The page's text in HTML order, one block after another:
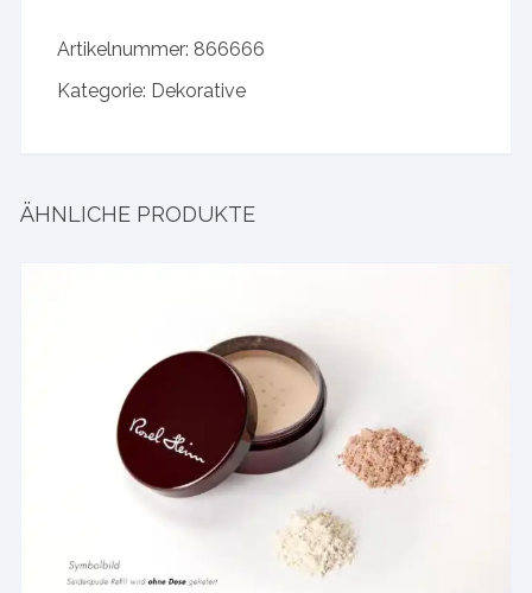
Artikelnummer: 866666
Kategorie: Dekorative
ÄHNLICHE PRODUKTE